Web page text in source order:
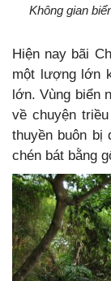
Không gian
Hiện nay bãi
một lượng lớn
lớn. Vùng biển
về chuyện
thuyền buôn
chén bát bằng